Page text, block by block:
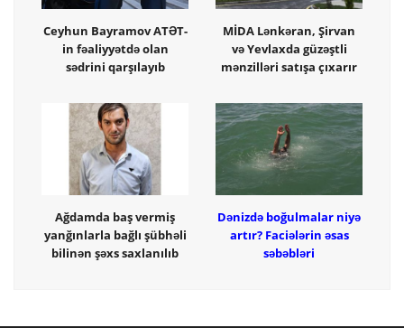
Ceyhun Bayramov ATƏT-
in fəaliyyətdə olan
sədrini qarşılayıb
MİDA Lənkəran, Şirvan
və Yevlaxda güzəştli
mənzilləri satışa çıxarır
Ağdamda baş vermiş
yanğınlarla bağlı şübhəli
bilinən şəxs saxlanılıb
Dənizdə boğulmalar niyə
artır? Faciələrin əsas
səbəbləri